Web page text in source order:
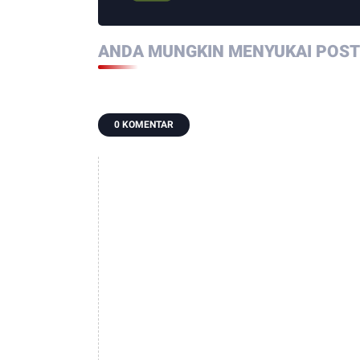
ANDA MUNGKIN MENYUKAI
0 KOMENTAR